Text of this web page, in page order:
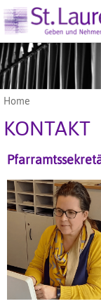
Home
KONTAKT